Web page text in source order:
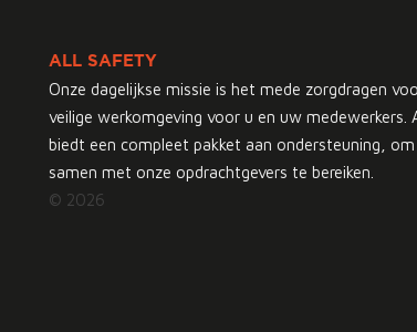
ALL SAFETY
Onze dagelijkse missie is het mede zorgdragen
veilige werkomgeving voor u en uw medewerkers.
biedt een compleet pakket aan ondersteuning,
samen met onze opdrachtgevers te bereiken.
© 2026